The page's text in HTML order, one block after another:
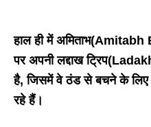
हाल ही में अमिताभ(Amitabh
पर अपनी लद्दाख
है, जिसमें वे ठंड से बचने के
रहे हैं।